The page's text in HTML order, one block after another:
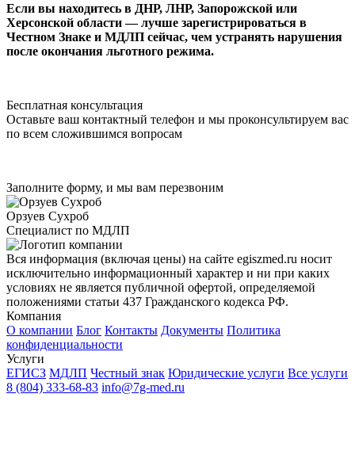
Если вы находитесь в ДНР, ЛНР, Запорожской или
Херсонской области — лучше зарегистрироваться в
Честном Знаке и МДЛП сейчас, чем устранять нарушения
после окончания льготного режима.
Бесплатная консультация
Оставьте ваш контактный телефон и мы проконсультируем вас
по всем сложившимся вопросам
Заполните форму, и мы вам перезвоним
Орзуев Сухроб
Специалист по МДЛП
Вся информация (включая цены) на сайте egiszmed.ru носит
исключительно информационный характер и ни при каких
условиях не является публичной офертой, определяемой
положениями статьи 437 Гражданского кодекса РФ.
Компания
О компании Блог Контакты Документы Политика
конфиденциальности
Услуги
ЕГИСЗ МДЛП Честный знак Юридические услуги Все услуги
8 (804) 333-68-83 info@7g-med.ru